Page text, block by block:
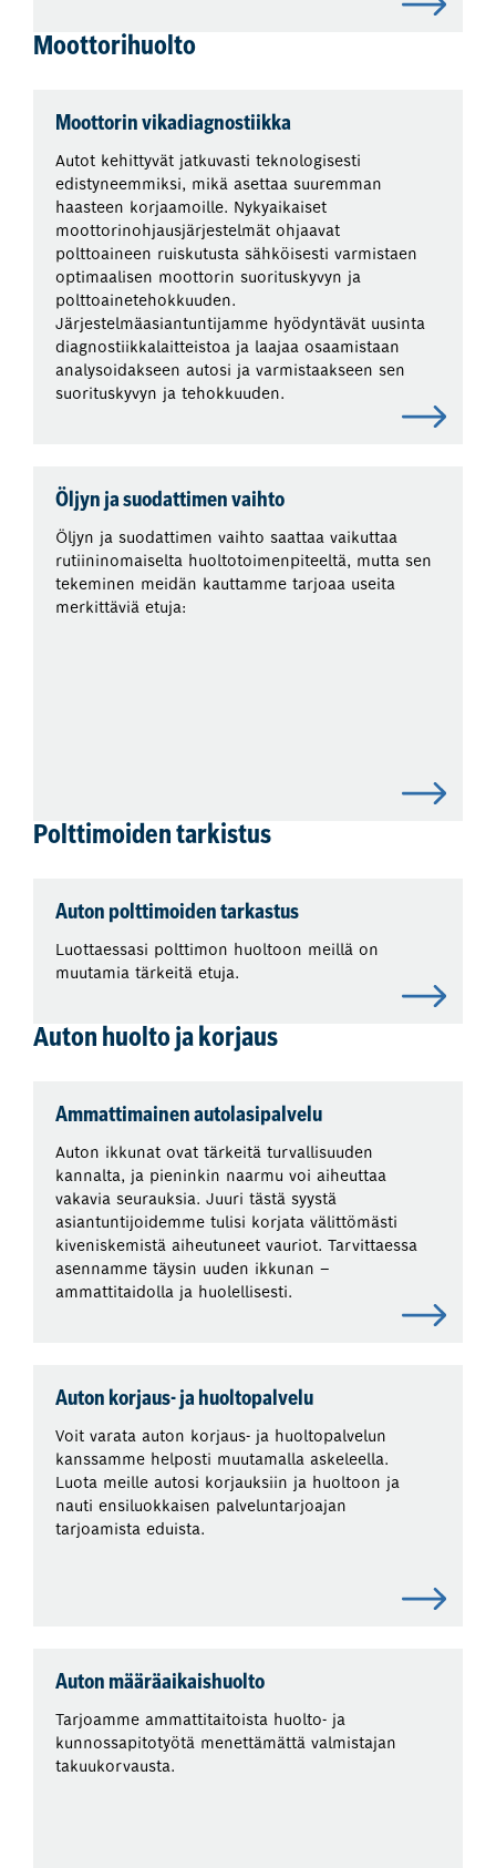
Moottorihuolto
Moottorin vikadiagnostiikka
Autot kehittyvät jatkuvasti teknologisesti
edistyneemmiksi, mikä asettaa suuremman
haasteen korjaamoille. Nykyaikaiset
moottorinohjausjärjestelmät ohjaavat
polttoaineen ruiskutusta sähköisesti varmistaen
optimaalisen moottorin suorituskyvyn ja
polttoainetehokkuuden.
Järjestelmäasiantuntijamme hyödyntävät uusinta
diagnostiikkalaitteistoa ja laajaa osaamistaan
analysoidakseen autosi ja varmistaakseen sen
suorituskyvyn ja tehokkuuden.
Öljyn ja suodattimen vaihto
Öljyn ja suodattimen vaihto saattaa vaikuttaa
rutiininomaiselta huoltotoimenpiteeltä, mutta sen
tekeminen meidän kauttamme tarjoaa useita
merkittäviä etuja:
Polttimoiden tarkistus
Auton polttimoiden tarkastus
Luottaessasi polttimon huoltoon meillä on
muutamia tärkeitä etuja.
Auton huolto ja korjaus
Ammattimainen autolasipalvelu
Auton ikkunat ovat tärkeitä turvallisuuden
kannalta, ja pieninkin naarmu voi aiheuttaa
vakavia seurauksia. Juuri tästä syystä
asiantuntijoidemme tulisi korjata välittömästi
kiveniskemistä aiheutuneet vauriot. Tarvittaessa
asennamme täysin uuden ikkunan –
ammattitaidolla ja huolellisesti.
Auton korjaus- ja huoltopalvelu
Voit varata auton korjaus- ja huoltopalvelun
kanssamme helposti muutamalla askeleella.
Luota meille autosi korjauksiin ja huoltoon ja
nauti ensiluokkaisen palveluntarjoajan
tarjoamista eduista.
Auton määräaikaishuolto
Tarjoamme ammattitaitoista huolto- ja
kunnossapitotyötä menettämättä valmistajan
takuukorvausta.